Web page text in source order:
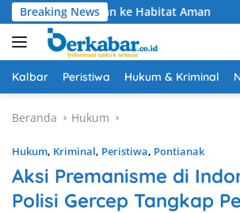
Langsung
ke
konten
Breaking Newske Habitat Aman Kurang
Kalbar Peristiwa Hukum & Kriminal
Beranda Hukum
Hukum, Kriminal, Peristiwa, Pontianak
Aksi Premanisme di
Polisi Gercep Tangkap